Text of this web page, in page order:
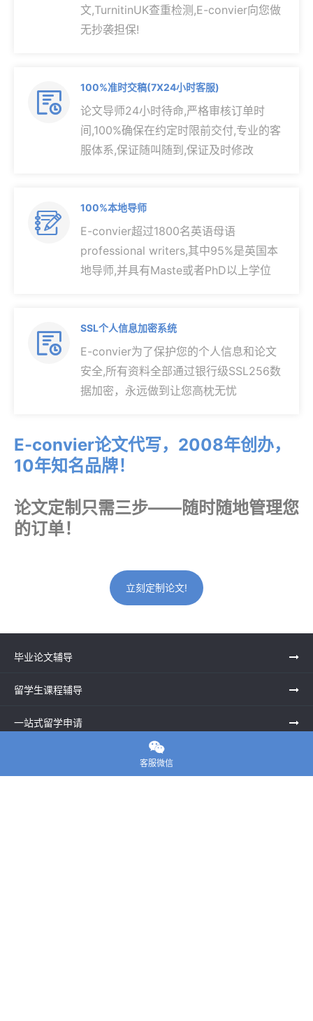
文,TurnitinUK查重检测,E-convier向您做
无抄袭担保!

100%准时交稿(7X24小时客服)
论文导师24小时待命,严格审核订单时
间,100%确保在约定时限前交付,专业的客
服体系,保证随叫随到,保证及时修改

100%本地导师
E-convier超过1800名英语母语
professional writers,其中95%是英国本
地导师,并具有Maste或者PhD以上学位

SSL个人信息加密系统
E-convier为了保护您的个人信息和论文
安全,所有资料全部通过银行级SSL256数
据加密，永远做到让您高枕无忧
E-convier论文代写，2008年创办，
10年知名品牌！
论文定制只需三步——随时随地管理您
的订单！
立刻定制论文!
毕业论文辅导
留学生课程辅导
一站式留学申请

客服微信